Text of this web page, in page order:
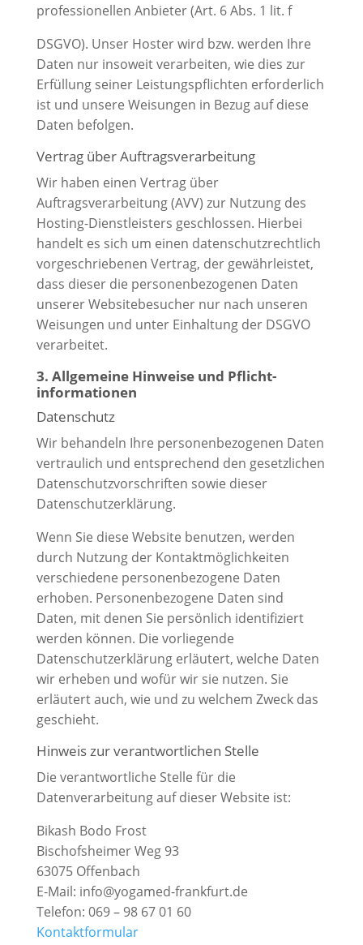
professionellen Anbieter (Art. 6 Abs. 1 lit. f
DSGVO). Unser Hoster wird bzw. werden Ihre
Daten nur insoweit verarbeiten, wie dies zur
Erfüllung seiner Leistungspflichten erforderlich
ist und unsere Weisungen in Bezug auf diese
Daten befolgen.
Vertrag über Auftragsverarbeitung
Wir haben einen Vertrag über
Auftragsverarbeitung (AVV) zur Nutzung des
Hosting-Dienstleisters geschlossen. Hierbei
handelt es sich um einen datenschutzrechtlich
vorgeschriebenen Vertrag, der gewährleistet,
dass dieser die personenbezogenen Daten
unserer Websitebesucher nur nach unseren
Weisungen und unter Einhaltung der DSGVO
verarbeitet.
3. Allgemeine Hinweise und Pflicht­
informationen
Datenschutz
Wir behandeln Ihre personenbezogenen Daten
vertraulich und entsprechend den gesetzlichen
Datenschutzvorschriften sowie dieser
Datenschutzerklärung.
Wenn Sie diese Website benutzen, werden
durch Nutzung der Kontaktmöglichkeiten
verschiedene personenbezogene Daten
erhoben. Personenbezogene Daten sind
Daten, mit denen Sie persönlich identifiziert
werden können. Die vorliegende
Datenschutzerklärung erläutert, welche Daten
wir erheben und wofür wir sie nutzen. Sie
erläutert auch, wie und zu welchem Zweck das
geschieht.
Hinweis zur verantwortlichen Stelle
Die verantwortliche Stelle für die
Datenverarbeitung auf dieser Website ist:
Bikash Bodo Frost
Bischofsheimer Weg 93
63075 Offenbach
E-Mail: info@yogamed-frankfurt.de
Telefon: 069 – 98 67 01 60
Kontaktformular